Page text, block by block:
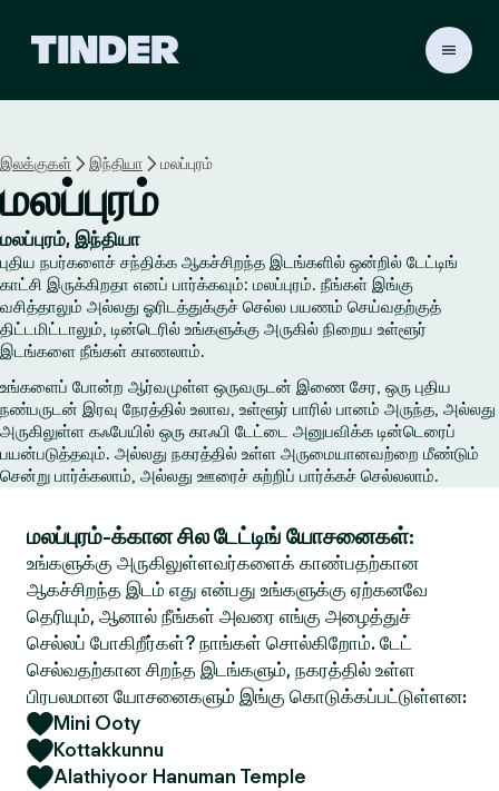
ம்
இலக்குகள் இந்தியா மலப்புரம்
மலப்புரம்
மலப்புரம், இந்தியா
புதிய நபர்களைச் சந்திக்க ஆகச்சிறந்த இடங்களில் ஒன்றில் டேட்டிங்
காட்சி இருக்கிறதா எனப் பார்க்கவும்: மலப்புரம். நீங்கள் இங்கு
வசித்தாலும் அல்லது ஓரிடத்துக்குச் செல்ல பயணம் செய்வதற்குத்
திட்டமிட்டாலும், டின்டெரில் உங்களுக்கு அருகில் நிறைய உள்ளூர்
இடங்களை நீங்கள் காணலாம்.
உங்களைப் போன்ற ஆர்வமுள்ள ஒருவருடன் இணை சேர, ஒரு புதிய
நண்பருடன் இரவு நேரத்தில் உலாவ, உள்ளூர் பாரில் பானம் அருந்த, அல்லது
அருகிலுள்ள கஃபேயில் ஒரு காஃபி டேட்டை அனுபவிக்க டின்டெரைப்
பயன்படுத்தவும். அல்லது நகரத்தில் உள்ள அருமையானவற்றை மீண்டும்
சென்று பார்க்கலாம், அல்லது ஊரைச் சுற்றிப் பார்க்கச் செல்லலாம்.
மலப்புரம்-க்கான சில டேட்டிங் யோசனைகள்:
உங்களுக்கு அருகிலுள்ளவர்களைக் காண்பதற்கான
ஆகச்சிறந்த இடம் எது என்பது உங்களுக்கு ஏற்கனவே
தெரியும், ஆனால் நீங்கள் அவரை எங்கு அழைத்துச்
செல்லப் போகிறீர்கள்? நாங்கள் சொல்கிறோம். டேட்
செல்வதற்கான சிறந்த இடங்களும், நகரத்தில் உள்ள
பிரபலமான யோசனைகளும் இங்கு கொடுக்கப்பட்டுள்ளன:
Mini Ooty
Kottakkunnu
Alathiyoor Hanuman Temple